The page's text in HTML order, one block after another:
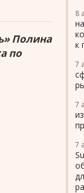
Полина
по
8
к
7
7
7